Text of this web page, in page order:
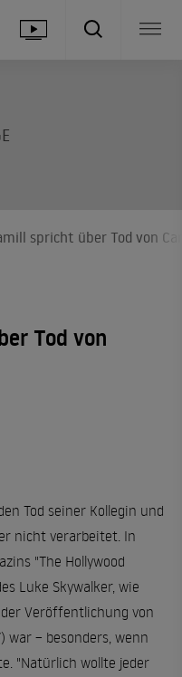
spricht über Tod von
Tod von
Tod seiner Kollegin und
nicht verarbeitet. In
"The Hollywood
Luke Skywalker, wie
Veröffentlichung von
war – besonders, wenn
"Natürlich wollte jeder